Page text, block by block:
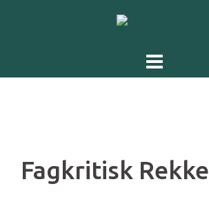
Fagkritisk Rekke